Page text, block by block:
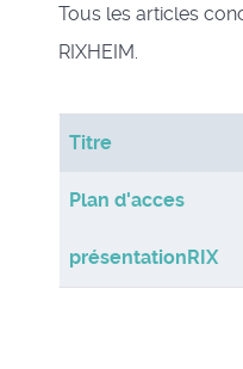
Tous les articles
RIXHEIM.
Articles
Titre
Plan d'acces
présentationRIX